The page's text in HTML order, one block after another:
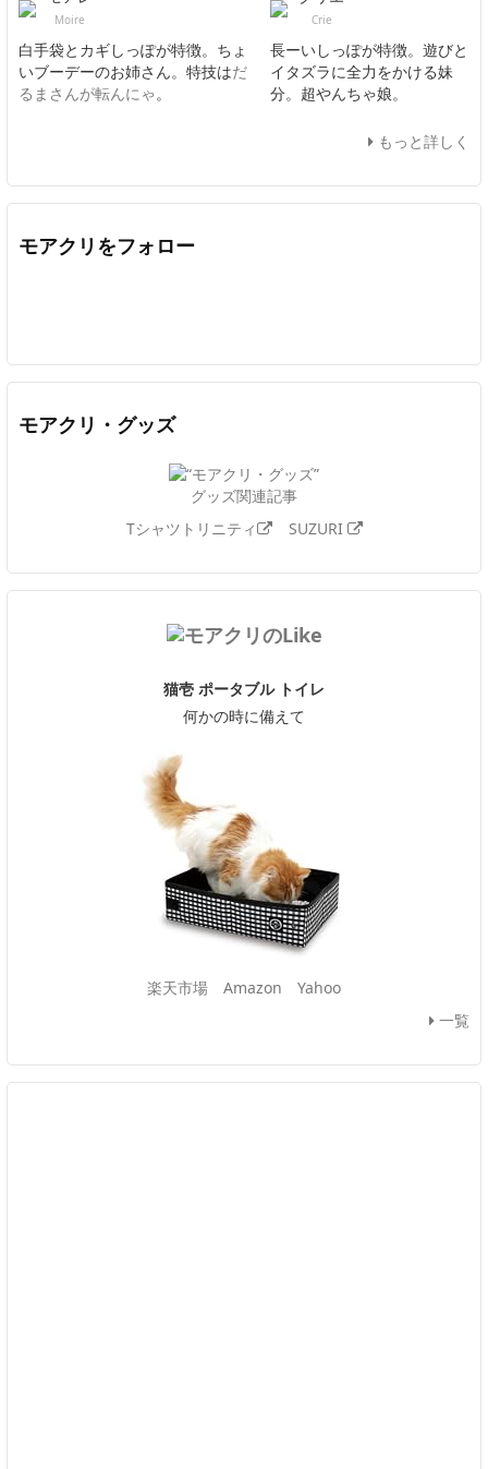
Moire
白手袋とカギしっぽが特徴。ちょ
いブーデーのお姉さん。特技はだ
るまさんが転んにゃ。
Crie
長ーいしっぽが特徴。遊びと
イタズラに全力をかける妹
分。超やんちゃ娘。
もっと詳しく
モアクリをフォロー
モアクリ・グッズ
グッズ関連記事
Tシャツトリニティ
SUZURI
猫壱 ポータブル トイレ
何かの時に備えて
楽天市場 Amazon
Yahoo
一覧